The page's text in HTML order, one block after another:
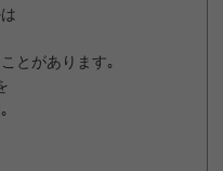
とがあります｡